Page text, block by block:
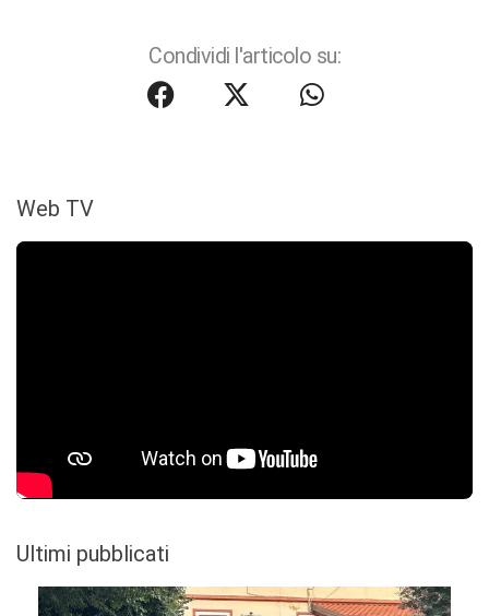
Condividi l'articolo su:
Web TV
Ultimi pubblicati